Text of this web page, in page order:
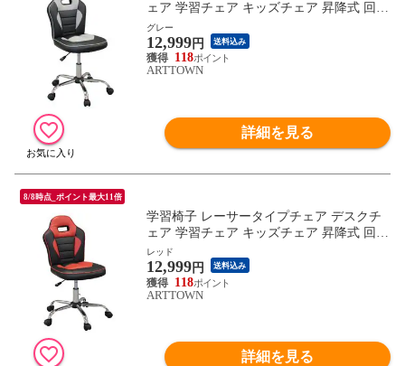
ェア 学習チェア キッズチェア 昇降式 回転
学習いす 子供用 勉強いす チェア チェアー
子供部屋 スパイダー2 / グレー / -ART
グレー
12,999円 送料込み
118
ARTTOWN
詳細を見る
8/8時点_ポイント最大11倍
学習椅子 レーサータイプチェア デスクチ
ェア 学習チェア キッズチェア 昇降式 回転
学習いす 子供用 勉強いす チェア チェアー
子供部屋 スパイダー2 / レッド / -ART
レッド
12,999円 送料込み
118
ARTTOWN
詳細を見る